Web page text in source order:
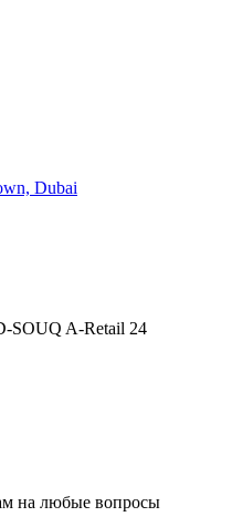
Dubai
SOUQ A-Retail 24
на любые вопросы